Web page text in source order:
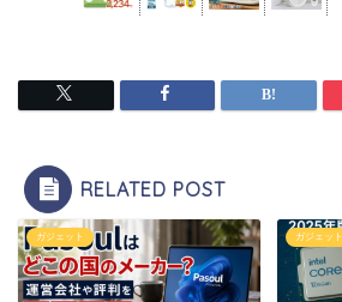
RELATED POST
ガジェット ガジェット